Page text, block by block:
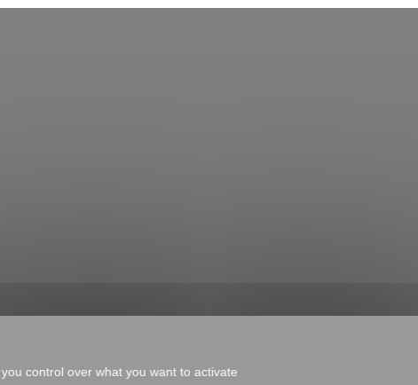
control over what you want to activate